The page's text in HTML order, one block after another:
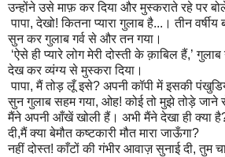
उन्होंने उसे माफ़ कर दिया और मुस्कराते रहे पर
पापा,देखो! कितना प्यारा गुलाब है...। तीन
सुन कर गुलाब गर्व से और तन गया।
‘ऐसे ही प्यारे लोग मेरी दोस्ती केक़ाबिल हैं,’गुलाब
देख कर व्यंग्य से मुस्करा दिया।
पापा,मैं तोड़ लूँ इसे? अपनी कॉपी में इसकी
सुन गुलाब सहम गया, ओह! कोई तो मुझे तोड़े जाने
मैंनेअपनी आँखें खोली हैं। अभी मैंने देखा ही क्या है
दी,मैं क्या बेमौत कष्टकारी मौत मारा जाऊँगा?
नहीं दोस्त! काँटों की गंभीर आवाज़ सुनाई दी,तुम